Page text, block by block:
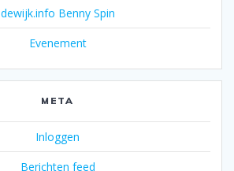
dewijk.info Benny Spin
Evenement
META
Inloggen
Berichten feed